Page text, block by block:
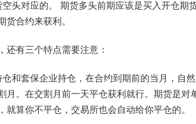
头对应的。 期货多头前期应该是买入开仓期
货合约来获利。
有三个特点需要注意：
套保企业持仓，在合约到期前的当月，自然
月。在交割月前一天平仓获利就行。期货是对
就算你不平仓，交易所也会自动给你平仓的。